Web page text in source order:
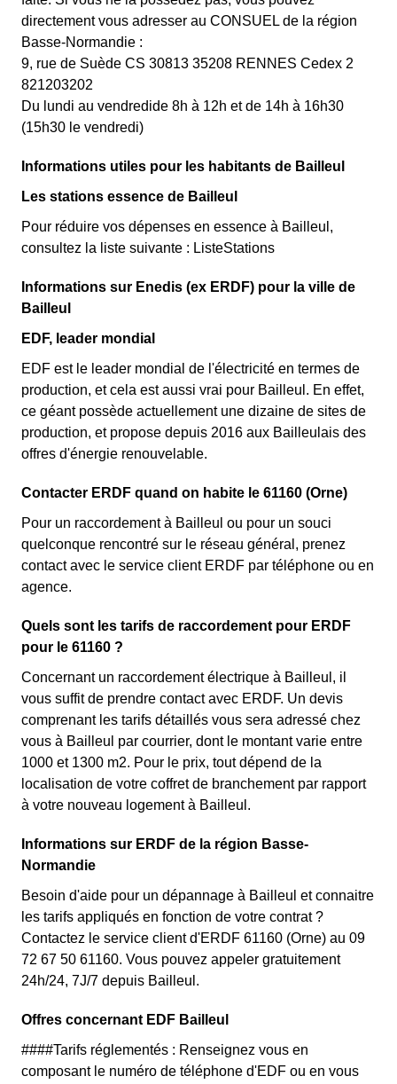
directement vous adresser au CONSUEL de la région
Basse-Normandie :
9, rue de Suède CS 30813 35208 RENNES Cedex 2
821203202
Du lundi au vendredide 8h à 12h et de 14h à 16h30
(15h30 le vendredi)
Informations utiles pour les habitants de Bailleul
Les stations essence de Bailleul
Pour réduire vos dépenses en essence à Bailleul,
consultez la liste suivante : ListeStations
Informations sur Enedis (ex ERDF) pour la ville de
Bailleul
EDF, leader mondial
EDF est le leader mondial de l'électricité en termes de
production, et cela est aussi vrai pour Bailleul. En effet,
ce géant possède actuellement une dizaine de sites de
production, et propose depuis 2016 aux Bailleulais des
offres d'énergie renouvelable.
Contacter ERDF quand on habite le 61160 (Orne)
Pour un raccordement à Bailleul ou pour un souci
quelconque rencontré sur le réseau général, prenez
contact avec le service client ERDF par téléphone ou en
agence.
Quels sont les tarifs de raccordement pour ERDF
pour le 61160 ?
Concernant un raccordement électrique à Bailleul, il
vous suffit de prendre contact avec ERDF. Un devis
comprenant les tarifs détaillés vous sera adressé chez
vous à Bailleul par courrier, dont le montant varie entre
1000 et 1300 m2. Pour le prix, tout dépend de la
localisation de votre coffret de branchement par rapport
à votre nouveau logement à Bailleul.
Informations sur ERDF de la région Basse-
Normandie
Besoin d'aide pour un dépannage à Bailleul et connaitre
les tarifs appliqués en fonction de votre contrat ?
Contactez le service client d'ERDF 61160 (Orne) au 09
72 67 50 61160. Vous pouvez appeler gratuitement
24h/24, 7J/7 depuis Bailleul.
Offres concernant EDF Bailleul
####Tarifs réglementés : Renseignez vous en
composant le numéro de téléphone d'EDF ou en vous